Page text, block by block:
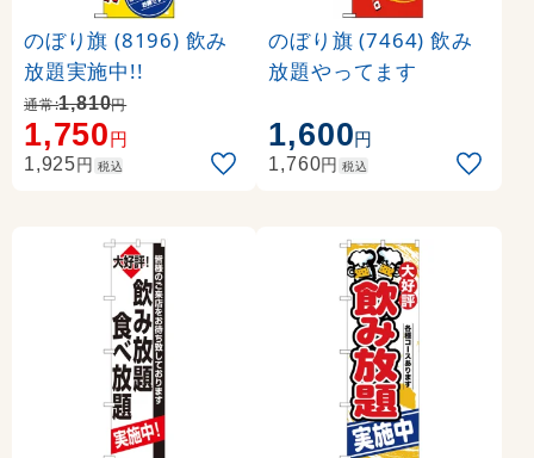
のぼり旗 (8196) 飲み
放題実施中!!
通常:1,810円
1,750円
1,925円 税込
のぼり旗 (7464) 飲み
放題やってます
1,600円
1,760円 税込